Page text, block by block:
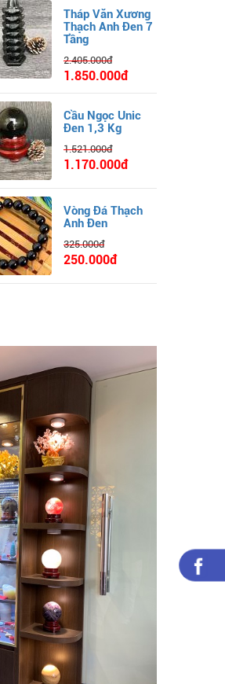
Tháp Văn Xương
Thạch Anh Đen 7
Tầng
2.405.000đ
1.850.000đ
Cầu Ngọc Unic
Đen 1,3 Kg
1.521.000đ
1.170.000đ
Vòng Đá Thạch
Anh Đen
325.000đ
250.000đ